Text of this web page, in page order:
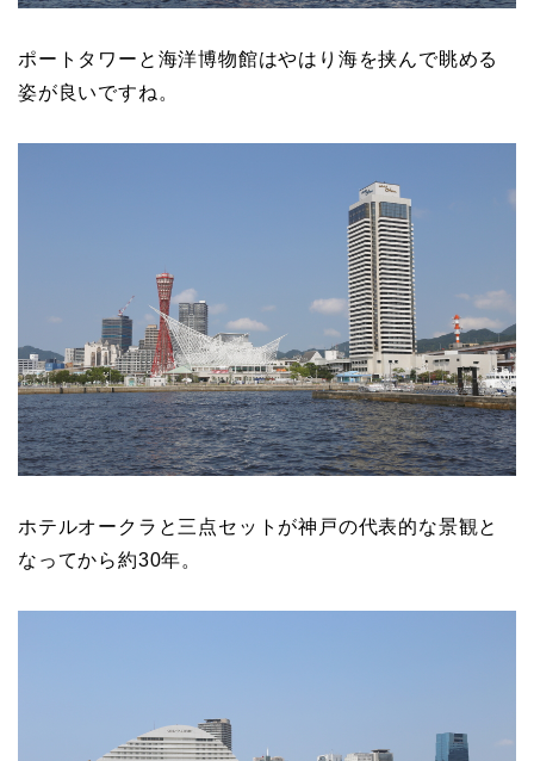
ポートタワーと海洋博物館はやはり海を挟んで眺める
姿が良いですね。
ホテルオークラと三点セットが神戸の代表的な景観と
なってから約30年。